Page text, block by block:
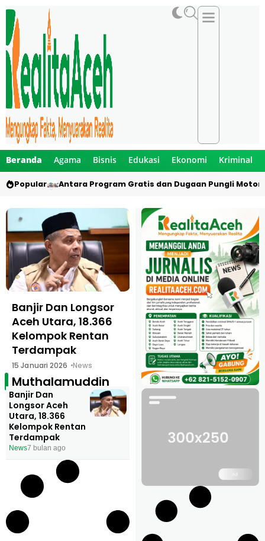
Beranda Agama Bisnis Edukasi Ekonomi Kriminal
Popular Antara Program Gratis dan Dugaan Pungli Motor
Banjir Dan Longsor
Aceh Utara, 18.366
Kelompok Rentan
Terdampak
15 Januari 2026 News
Muthalamuddin
Banjir Dan
Longsor Aceh
Utara, 18.366
Kelompok Rentan
Terdampak
News7 bulan ago